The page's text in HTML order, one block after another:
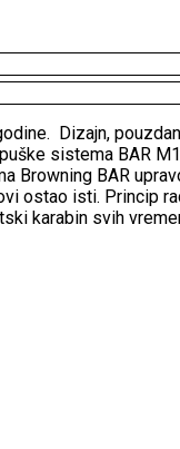
Dizajn,
sistema BAR
Browning BAR
ostao isti. Princip
karabin svih